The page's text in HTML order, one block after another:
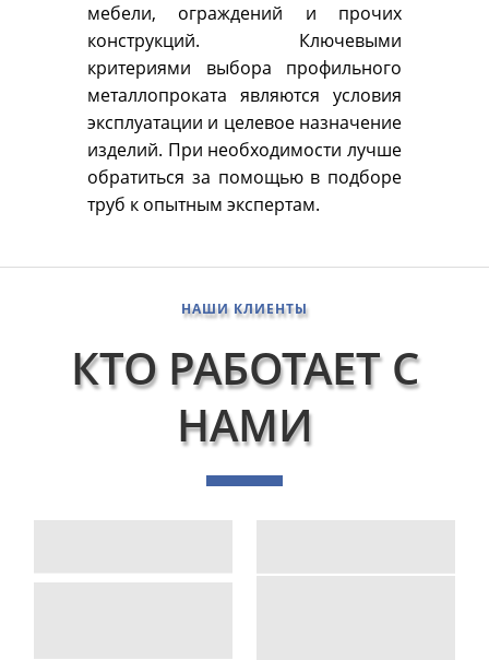
мебели, ограждений и прочих
конструкций. Ключевыми
критериями выбора профильного
металлопроката являются условия
эксплуатации и целевое назначение
изделий. При необходимости лучше
обратиться за помощью в подборе
труб к опытным экспертам.
НАШИ КЛИЕНТЫ
КТО РАБОТАЕТ С
НАМИ